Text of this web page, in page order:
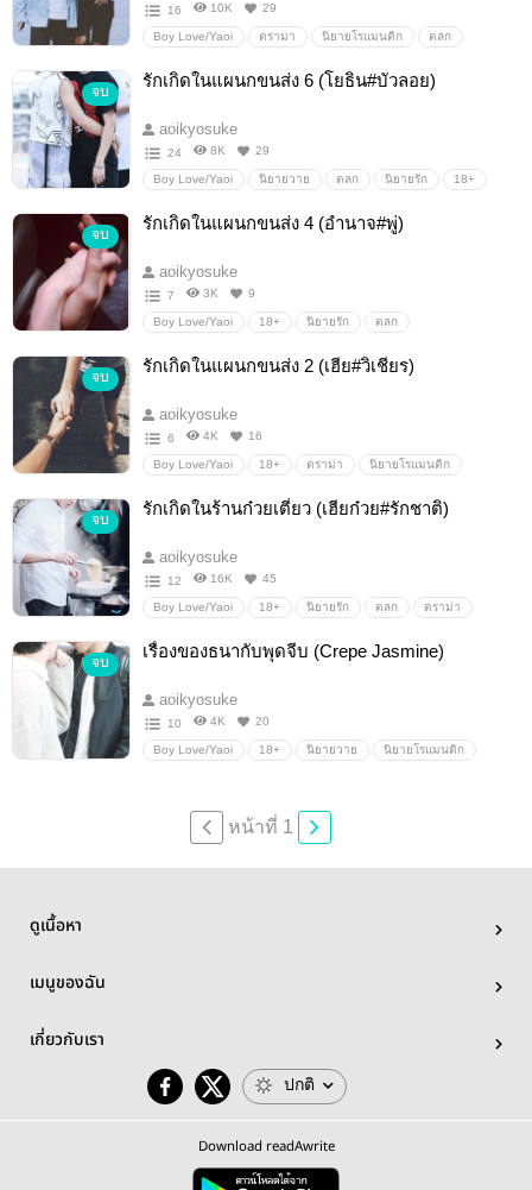
16 10K 29
Boy Love/Yaoi ดรามา นิยายโรแมนติก ตลก
นิยายรัก
จบ
รักเกิดในแผนกขนส่ง 6 (โยธิน#บัวลอย)
aoikyosuke
24 8K 29
Boy Love/Yaoi นิยายวาย ตลก นิยายรัก 18+
จบ
รักเกิดในแผนกขนส่ง 4 (อำนาจ#พู่)
aoikyosuke
7 3K 9
Boy Love/Yaoi 18+ นิยายรัก ตลก
โรมานซ์ Erotic ดราม่า
จบ
รักเกิดในแผนกขนส่ง 2 (เฮีย#วิเชียร)
aoikyosuke
6 4K 16
Boy Love/Yaoi 18+ ดราม่า นิยายโรแมนติก
โรมานซ์ SM นิยายรัก
จบ
รักเกิดในร้านก๋วยเตี๋ยว (เฮียก๋วย#รักชาติ)
aoikyosuke
12 16K 45
Boy Love/Yaoi 18+ นิยายรัก ตลก ดราม่า
โรมานซ์ Erotic
จบ
เรื่องของธนากับพุดจีบ (Crepe Jasmine)
aoikyosuke
10 4K 20
Boy Love/Yaoi 18+ นิยายวาย นิยายโรแมนติก
หน้าที่ 1
ดูเนื้อหา
เมนูของฉัน
เกี่ยวกับเรา
ปกติ
Download readAwrite